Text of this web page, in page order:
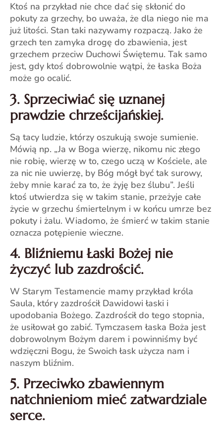
Ktoś na przykład nie chce dać się skłonić do
pokuty za grzechy, bo uważa, że dla niego nie ma
już litości. Stan taki nazywamy rozpaczą. Jako że
grzech ten zamyka drogę do zbawienia, jest
grzechem przeciw Duchowi Świętemu. Tak samo
jest, gdy ktoś dobrowolnie wątpi, że łaska Boża
może go ocalić.
3. Sprzeciwiać się uznanej
prawdzie chrześcijańskiej.
Są tacy ludzie, którzy oszukują swoje sumienie.
Mówią np. „Ja w Boga wierzę, nikomu nic złego
nie robię, wierzę w to, czego uczą w Kościele, ale
za nic nie uwierzę, by Bóg mógł być tak surowy,
żeby mnie karać za to, że żyję bez ślubu”. Jeśli
ktoś utwierdza się w takim stanie, przeżyje całe
życie w grzechu śmiertelnym i w końcu umrze bez
pokuty i żalu. Wiadomo, że śmierć w takim stanie
oznacza potępienie wieczne.
4. Bliźniemu Łaski Bożej nie
życzyć lub zazdrościć.
W Starym Testamencie mamy przykład króla
Saula, który zazdrościł Dawidowi łaski i
upodobania Bożego. Zazdrościł do tego stopnia,
że usiłował go zabić. Tymczasem łaska Boża jest
dobrowolnym Bożym darem i powinniśmy być
wdzięczni Bogu, że Swoich łask użycza nam i
naszym bliźnim.
5. Przeciwko zbawiennym
natchnieniom mieć zatwardziale
serce.